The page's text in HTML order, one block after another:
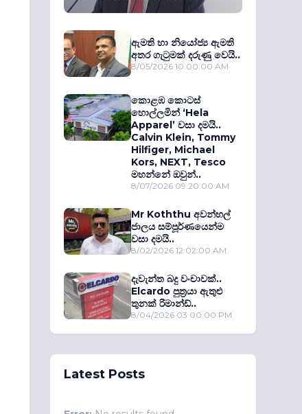
ඇමති හා නියෝජ්‍ය ඇමති
අතර ගැටුමක් දරුණු වෙයි..
8/05/2026 10:00:00 AM
කොළඹ කොටස්
හොල්ලමින් ‘Hela
Apparel’ වසා දමයි..
Calvin Klein, Tommy
Hilfiger, Michael
Kors, NEXT, Tesco
මහන්නේ ඔවුන්..
8/07/2026 09:20:00 AM
Mr Koththu අවන්හල්
ජාලය සම්පූර්ණයෙන්ම
වසා දමයි..
8/02/2026 12:02:00 AM
දැවැන්ත බදු වංචාවක්..
Elcardo පුත‍්‍රයා ඇතුළු
තුනක් රිමාන්ඩ්..
8/04/2026 03:00:00 PM
Latest Posts